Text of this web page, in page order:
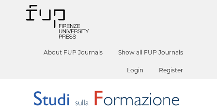
About FUP Journals Show all FUP Journals
Login Register